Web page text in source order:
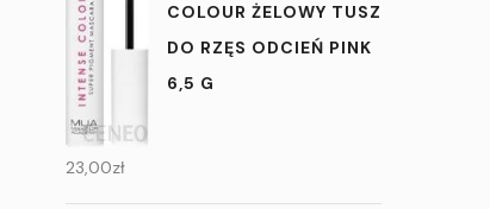
COLOUR ŻELOWY TUSZ
DO RZĘS ODCIEŃ PINK
6,5 G
23,00zł